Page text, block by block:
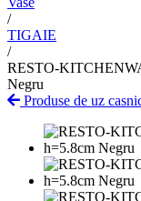
/
TIGAIE
/
RESTO-
Negru
Produse de uz